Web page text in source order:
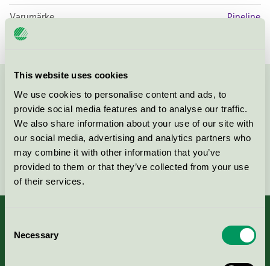
This website uses cookies
We use cookies to personalise content and ads, to
provide social media features and to analyse our traffic.
We also share information about your use of our site with
our social media, advertising and analytics partners who
may combine it with other information that you’ve
provided to them or that they’ve collected from your use
of their services.
Selection
Necessary
Varumärke
Pineline
Kontakta oss på08-55 55 24 00eller via formuläret:
Fortsätt